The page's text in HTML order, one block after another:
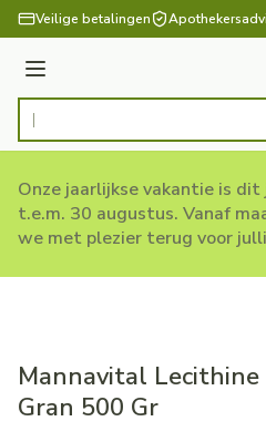
Ga naar de inhoud
Veilige betalingen
Menu
Product, merk, categorie...
Onze jaarlijkse vakantie is
t.e.m. 30 augustus. Vanaf
we met plezier terug voor
Mannavital Lecithine
Gran 500 Gr